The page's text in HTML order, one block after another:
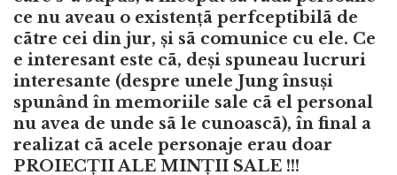
ce nu aveau o existențã perfceptibilã de
cãtre cei din jur, și sã comunice cu ele. Ce
e interesant este cã, deși spuneau lucruri
interesante (despre unele Jung însuși
spunând în memoriile sale cã el personal
nu avea de unde sã le cunoascã), în final a
realizat cã acele personaje erau doar
PROIECȚII ALE MINȚII SALE !!!